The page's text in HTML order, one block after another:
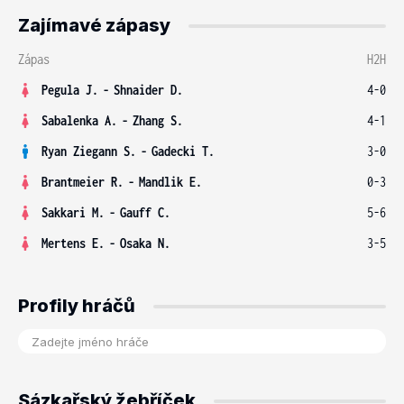
Zajímavé zápasy
Zápas
H2H
Pegula J. - Shnaider D.
4-0
Sabalenka A. - Zhang S.
4-1
Ryan Ziegann S. - Gadecki T.
3-0
Brantmeier R. - Mandlik E.
0-3
Sakkari M. - Gauff C.
5-6
Mertens E. - Osaka N. 3-5
Profily hráčů